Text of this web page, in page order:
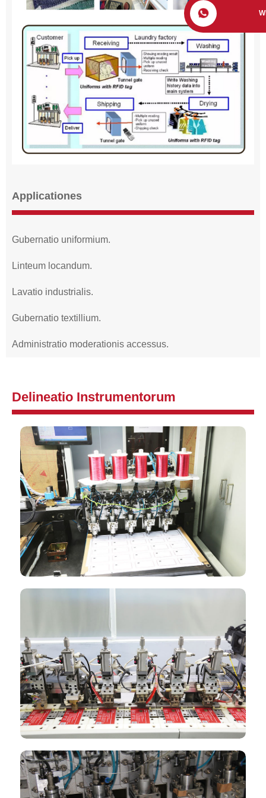
Applicationes
Gubernatio uniformium.
Linteum locandum.
Lavatio industrialis.
Gubernatio textillium.
Administratio moderationis accessus.
Delineatio Instrumentorum